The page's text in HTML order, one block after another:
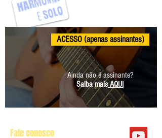
Ainda não é assinante?
Saiba mais AQUI
ACESSO (apenas assinantes)
Fale conosco